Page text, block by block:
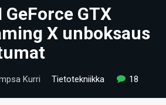
GTX
X unboksaus
Kurri Tietotekniikka 18